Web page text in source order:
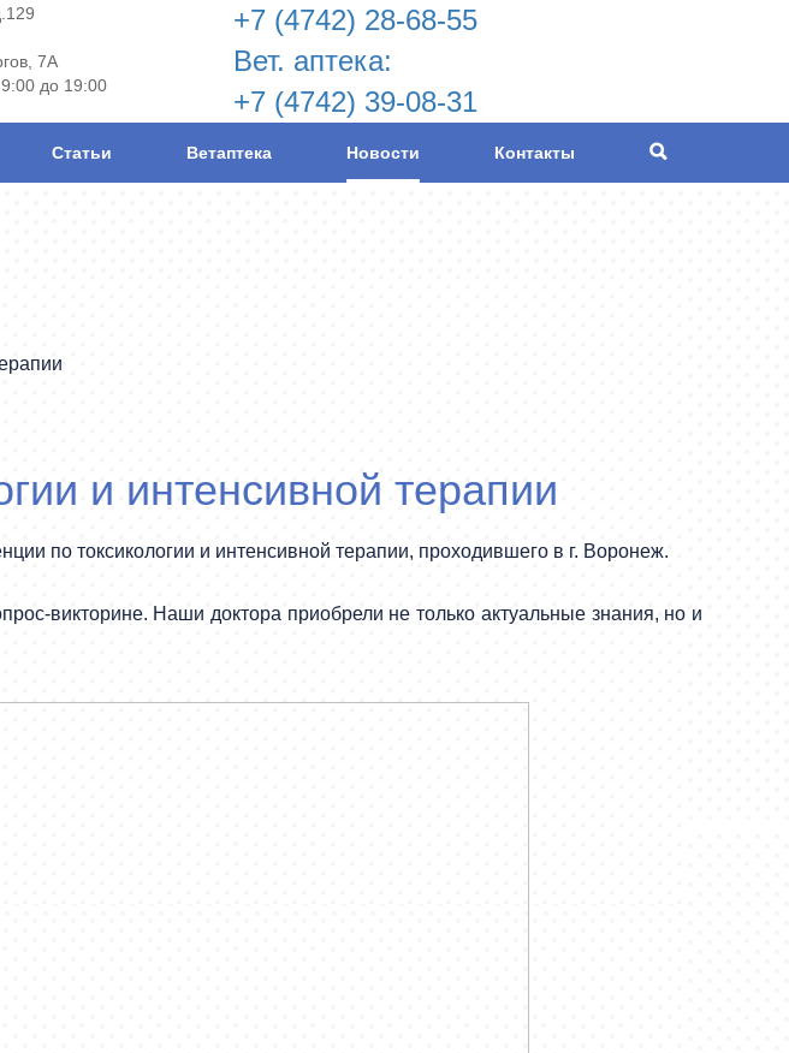
7А
до 19:00
+7 (4742) 28-68-55
Вет. аптека:
+7 (4742) 39-08-31
Статьи Ветаптека Новости Контакты
и интенсивной терапии
по токсикологии и интенсивной терапии, проходившего в г. Воронеж.
викторине. Наши доктора приобрели не только актуальные знания, но и